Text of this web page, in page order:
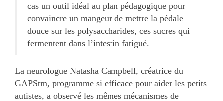
cas un outil idéal au plan pédagogique pour
convaincre un mangeur de mettre la pédale
douce sur les polysaccharides, ces sucres qui
fermentent dans l’intestin fatigué.
La neurologue Natasha Campbell, créatrice du
GAPStm, programme si efficace pour aider les petits
autistes, a observé les mêmes mécanismes de